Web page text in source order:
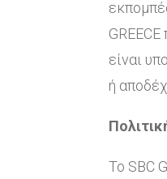
είναι
ή
Το SBC